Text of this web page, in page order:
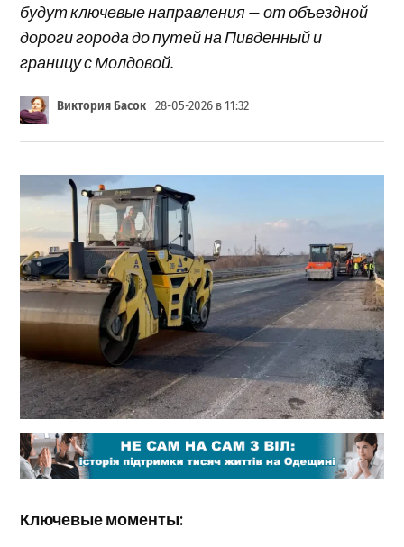
будут ключевые направления — от объездной
дороги города до путей на Пивденный и
границу с Молдовой.
Виктория Басок 28-05-2026 в 11:32
Ключевые моменты: